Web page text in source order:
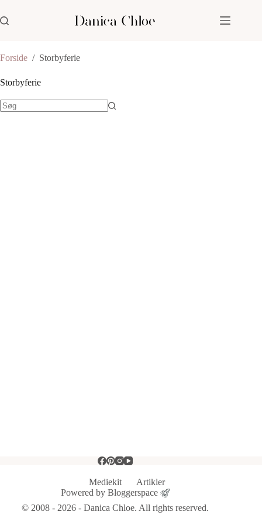
til
indhold
Forside / Storbyferie
Storbyferie
Mediekit
Artikler
Powered byBloggerspace
© 2008 - 2026 - Danica Chloe. All rights reserved.